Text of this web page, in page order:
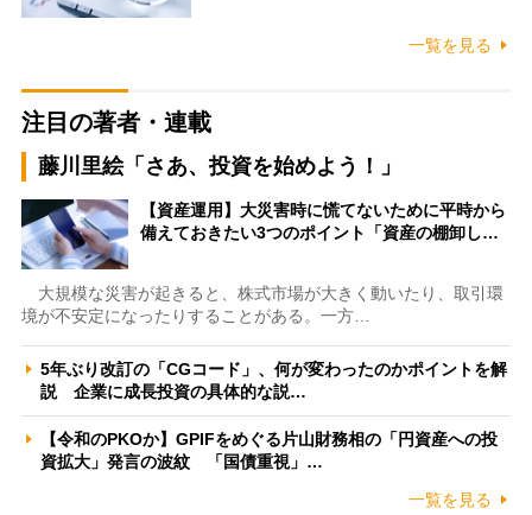
一覧を見る
注目の著者・連載
藤川里絵「さあ、投資を始めよう！」
【資産運用】大災害時に慌てないために平時から
備えておきたい3つのポイント「資産の棚卸し…
大規模な災害が起きると、株式市場が大きく動いたり、取引環
境が不安定になったりすることがある。一方…
5年ぶり改訂の「CGコード」、何が変わったのかポイントを解
説 企業に成長投資の具体的な説…
【令和のPKOか】GPIFをめぐる片山財務相の「円資産への投
資拡大」発言の波紋 「国債重視」…
一覧を見る